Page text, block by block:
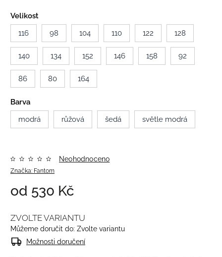
Velikost
116
98 104 110 122 128
140 134 152 146 158 92
86 80 164
Barva
modrá
růžová šedá světle modrá
Značka: Fantom
Neohodnoceno
od 530 Kč
ZVOLTE VARIANTU
Můžeme doručit do: Zvolte variantu
Možnosti doručení